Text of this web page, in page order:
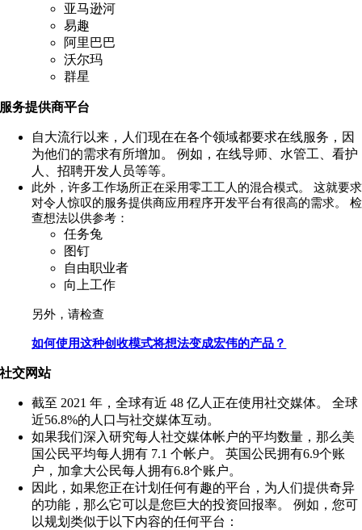
亚马逊河
易趣
阿里巴巴
沃尔玛
群星
服务提供商平台
自大流行以来，人们现在在各个领域都要求在线服务，因
为他们的需求有所增加。 例如，在线导师、水管工、看护
人、招聘开发人员等等。
此外，许多工作场所正在采用零工工人的混合模式。 这就要求
对令人惊叹的服务提供商应用程序开发平台有很高的需求。 检
查想法以供参考：
任务兔
图钉
自由职业者
向上工作
另外，请检查
如何使用这种创收模式将想法变成宏伟的产品？
社交网站
截至 2021 年，全球有近 48 亿人正在使用社交媒体。 全球
近56.8%的人口与社交媒体互动。
如果我们深入研究每人社交媒体帐户的平均数量，那么美
国公民平均每人拥有 7.1 个帐户。 英国公民拥有6.9个账
户，加拿大公民每人拥有6.8个账户。
因此，如果您正在计划任何有趣的平台，为人们提供奇异
的功能，那么它可以是您巨大的投资回报率。 例如，您可
以规划类似于以下内容的任何平台：